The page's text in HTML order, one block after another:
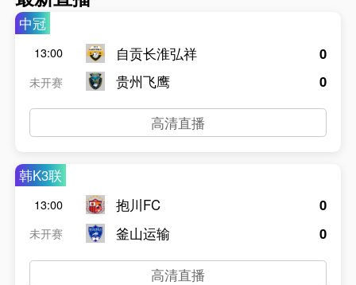
中冠
13:00
未开赛
自贡长淮弘祥
贵州飞鹰
0
0
高清直播
韩K3联
13:00
未开赛
抱川FC
釜山运输
0
0
高清直播